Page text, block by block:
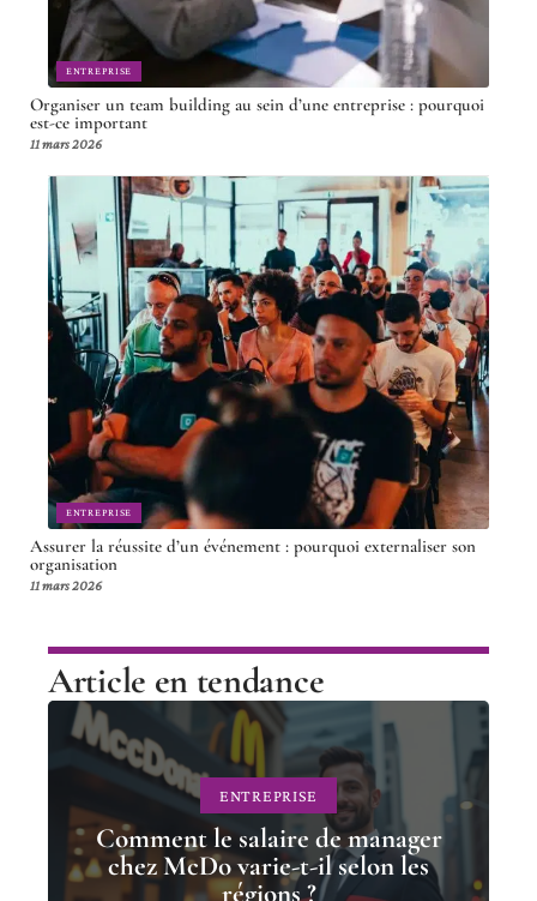
ENTREPRISE
Organiser un team building au sein d’une entreprise : pourquoi
est-ce important
11 mars 2026
ENTREPRISE
Assurer la réussite d’un événement : pourquoi externaliser son
organisation
11 mars 2026
Article en tendance
ENTREPRISE
Comment le salaire de manager
chez McDo varie-t-il selon les
régions ?